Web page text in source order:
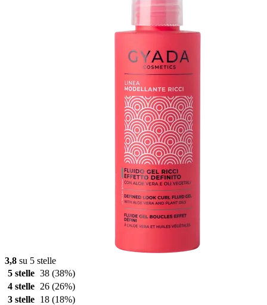
3,8 su 5 stelle
5 stelle 38 (38%)
4 stelle
26 (26%)
3 stelle
18 (18%)